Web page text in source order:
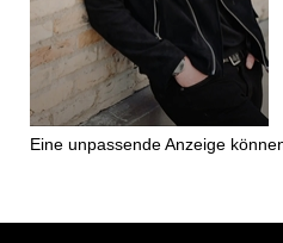
Eine unpassende Anzeige